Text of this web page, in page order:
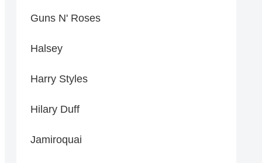
Guns N' Roses
Halsey
Harry Styles
Hilary Duff
Jamiroquai